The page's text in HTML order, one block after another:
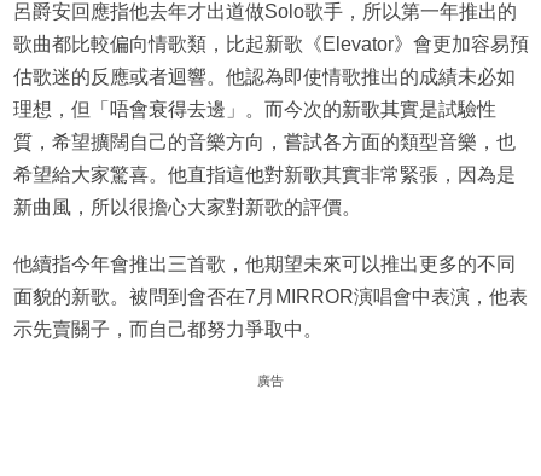
呂爵安回應指他去年才出道做Solo歌手，所以第一年推出的
歌曲都比較偏向情歌類，比起新歌《Elevator》會更加容易預
估歌迷的反應或者迴響。他認為即使情歌推出的成績未必如
理想，但「唔會衰得去邊」。而今次的新歌其實是試驗性
質，希望擴闊自己的音樂方向，嘗試各方面的類型音樂，也
希望給大家驚喜。他直指這他對新歌其實非常緊張，因為是
新曲風，所以很擔心大家對新歌的評價。
他續指今年會推出三首歌，他期望未來可以推出更多的不同
面貌的新歌。被問到會否在7月MIRROR演唱會中表演，他表
示先賣關子，而自己都努力爭取中。
廣告